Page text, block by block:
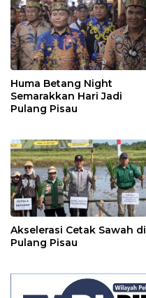
Huma Betang Night
Semarakkan Hari Jadi
Pulang Pisau
Akselerasi Cetak Sawah di
Pulang Pisau